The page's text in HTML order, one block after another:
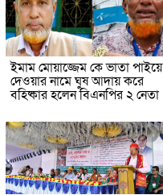
ইমাম মোয়াজ্জেম কে ভাতা পাইয়ে
দেওয়ার নামে ঘুষ আদায় করে
বহিষ্কার হলেন বিএনপির ২ নেতা